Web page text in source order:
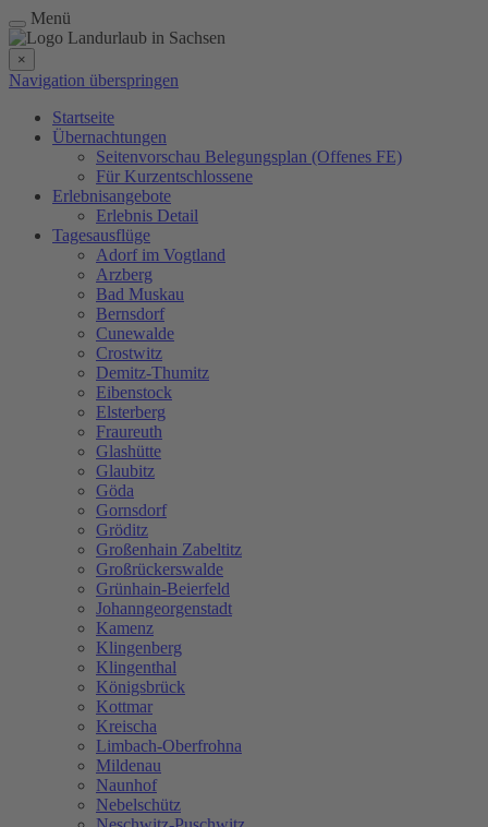
Menü
×
Navigation überspringen
Startseite
Übernachtungen
Seitenvorschau Belegungsplan (Offenes FE)
Für Kurzentschlossene
Erlebnisangebote
Erlebnis Detail
Tagesausflüge
Adorf im Vogtland
Arzberg
Bad Muskau
Bernsdorf
Cunewalde
Crostwitz
Demitz-Thumitz
Eibenstock
Elsterberg
Fraureuth
Glashütte
Glaubitz
Göda
Gornsdorf
Gröditz
Großenhain Zabeltitz
Großrückerswalde
Grünhain-Beierfeld
Johanngeorgenstadt
Kamenz
Klingenberg
Klingenthal
Königsbrück
Kottmar
Kreischa
Limbach-Oberfrohna
Mildenau
Naunhof
Nebelschütz